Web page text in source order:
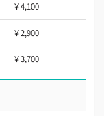
￥4,100
￥2,900
￥3,700